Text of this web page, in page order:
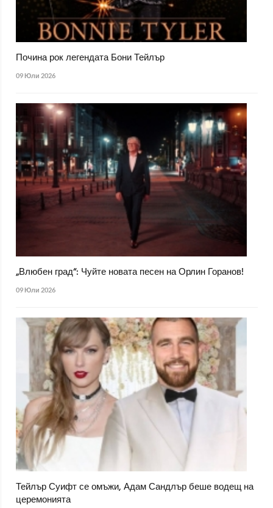
Почина рок легендата Бони Тейлър
09 Юли 2026
„Влюбен град“: Чуйте новата песен на Орлин Горанов!
09 Юли 2026
Тейлър Суифт се омъжи, Адам Сандлър беше водещ на
церемонията